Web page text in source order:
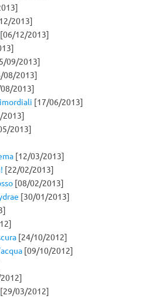
2013]
[06/12/2013]
09/2013]
2013]
2013]
[17/06/2013]
2013]
[12/03/2013]
[22/02/2013]
[08/02/2013]
[30/01/2013]
[24/10/2012]
[09/10/2012]
[29/03/2012]